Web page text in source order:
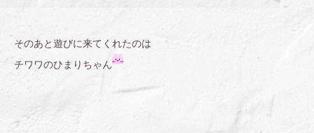
そのあと遊びに来てくれたのは
チワワのひまりちゃん